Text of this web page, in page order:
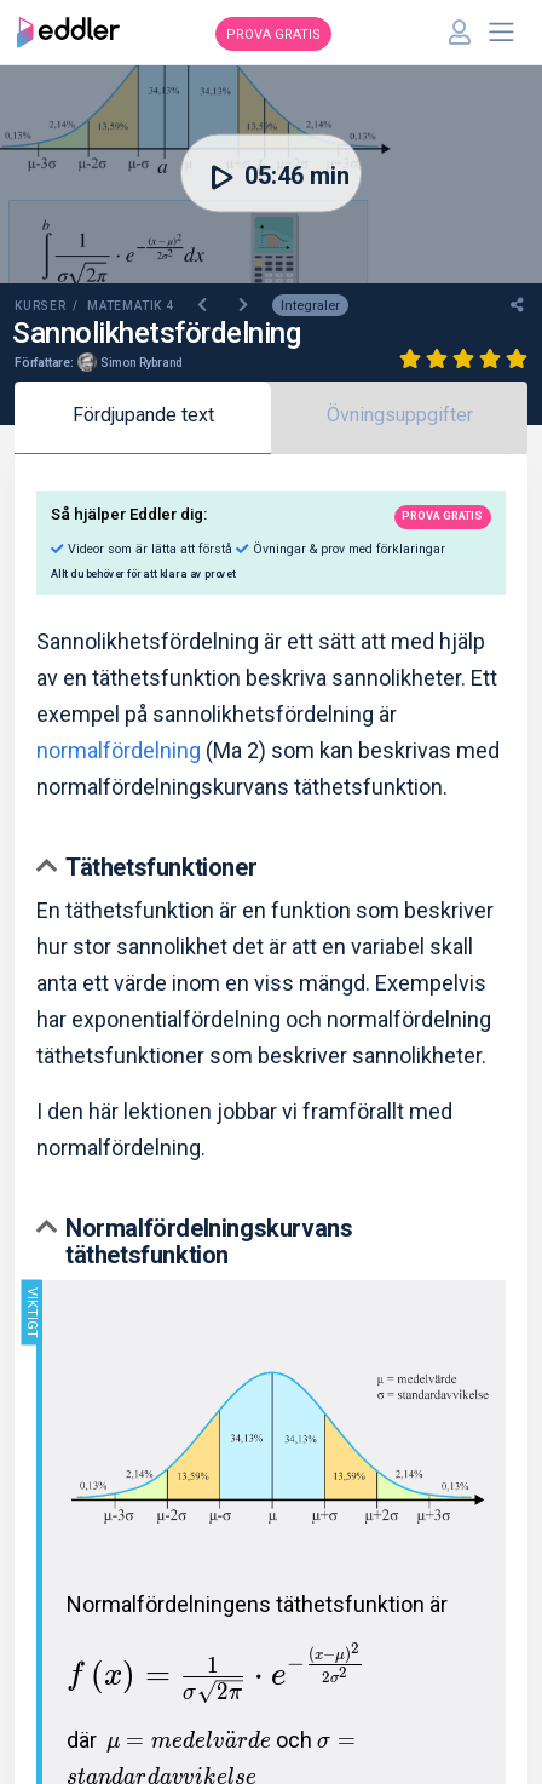
PROVA GRATIS
KURSER / MATEMATIK 4 Integraler
Sannolikhetsfördelning
Författare: Simon Rybrand
05:46 min
Fördjupande text Övningsuppgifter
Så hjälper Eddler dig:
Videor som är lätta att förstå Övningar & prov med
Sannolikhetsfördelning är ett sätt att med hjälp
av en täthetsfunktion beskriva sannolikheter. Ett
exempel på sannolikhetsfördelning är
normalfördelning (Ma 2) som kan beskrivas med
normalfördelningskurvans täthetsfunktion.
Täthetsfunktioner
En täthetsfunktion är en funktion som beskriver
hur stor sannolikhet det är att en variabel skall
anta ett värde inom en viss mängd. Exempelvis
har exponentialfördelning och normalfördelning
täthetsfunktioner som beskriver sannolikheter.
I den här lektionen jobbar vi framförallt med
normalfördelning.
Normalfördelningskurvans
täthetsfunktion
Normalfördelningens täthetsfunktion är
f (x) =
σ 2π
1 ⋅ e−
2σ2
(x−μ)2
där μ = medelva
¨rde ochσ =
standardavvikelse